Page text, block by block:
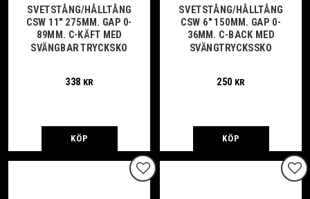
SVETSTÅNG/HÅLLTÅNG
CSW 11" 275MM. GAP 0-
89MM. C-KÄFT MED
SVÄNGBAR TRYCKSKO
338 KR
KÖP
SVETSTÅNG/HÅLLTÅNG
CSW 6" 150MM. GAP 0-
36MM. C-BACK MED
SVÄNGTRYCKSSKO
250 KR
KÖP
Lägg till i favoriter